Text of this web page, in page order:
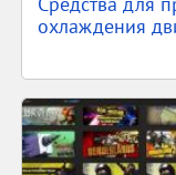
охлаждения